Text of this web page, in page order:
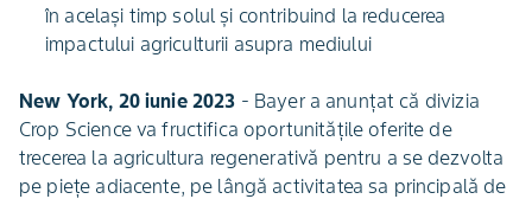
în același timp solul și contribuind la reducerea
impactului agriculturii asupra mediului
New York, 20 iunie 2023 - Bayer a anunțat că divizia
Crop Science va fructifica oportunitățile oferite de
trecerea la agricultura regenerativă pentru a se dezvolta
pe piețe adiacente, pe lângă activitatea sa principală de